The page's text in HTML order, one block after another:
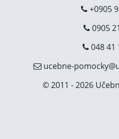
+0905
0905
048 41
ucebne-
© 2011 - 2026